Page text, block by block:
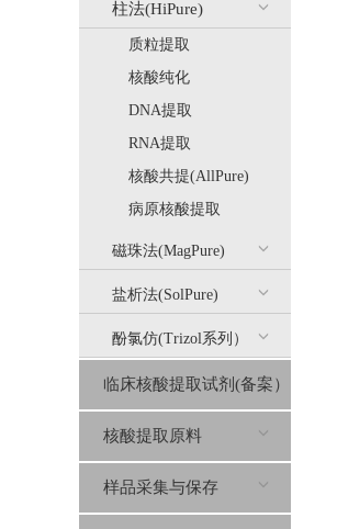
柱法(HiPure)
质粒提取
核酸纯化
DNA提取
RNA提取
核酸共提(AllPure)
病原核酸提取
磁珠法(MagPure)
盐析法(SolPure)
酚氯仿(Trizol系列）
临床核酸提取试剂(备案）
核酸提取原料
样品采集与保存